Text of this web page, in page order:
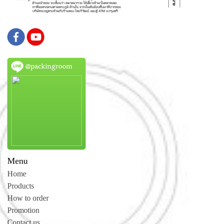
@packingroom
Menu
Home
Products
How to order
Promotion
Contact us